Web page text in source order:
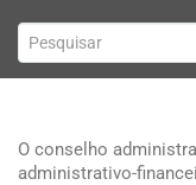
Clubes e
Atualidade
O conselho
administrativo-